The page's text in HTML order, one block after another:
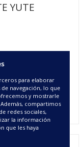
YUTE
para elaborar
navegación, lo que
y mostrarle
compartimos
redes sociales,
la información
que les haya